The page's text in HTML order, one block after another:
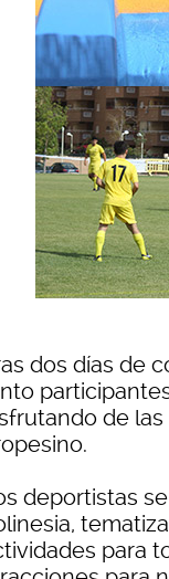
dos días de
de
deportistas
para